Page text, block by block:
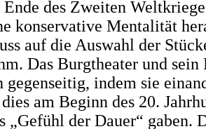
Ende des Zweiten
konservative Mentalität
auf die Auswahl der
Das Burgtheater und
gegenseitig, indem sie
am Beginn des 20.
„Gefühl der Dauer“ gaben.